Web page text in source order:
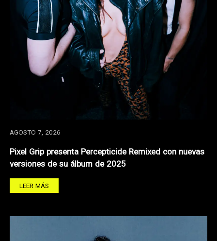
AGOSTO 7, 2026
Pixel Grip presenta Percepticide Remixed con nuevas
versiones de su álbum de 2025
LEER MÁS